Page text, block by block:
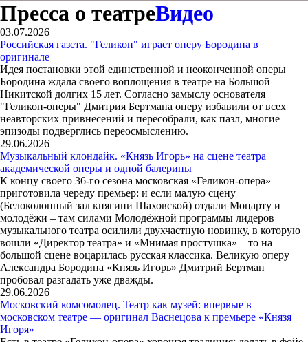
Пресса о театреВидео
03.07.2026
Российская газета. "Геликон" играет оперу Бородина в
оригинале
Идея постановки этой единственной и неоконченной оперы
Бородина ждала своего воплощения в театре на Большой
Никитской долгих 15 лет. Согласно замыслу основателя
"Геликон-оперы" Дмитрия Бертмана оперу избавили от всех
неавторских привнесений и пересобрали, как пазл, многие
эпизоды подверглись переосмыслению.
29.06.2026
Музыкальный клондайк. «Князь Игорь» на сцене театра
академической оперы и одной балерины
К концу своего 36-го сезона московская «Геликон-опера»
приготовила череду премьер: и если малую сцену
(Белоколонный зал княгини Шаховской) отдали Моцарту и
молодёжи – там силами Молодёжной программы лидеров
музыкального театра осилили двухчастную новинку, в которую
вошли «Директор театра» и «Мнимая простушка» – то на
большой сцене воцарилась русская классика. Великую оперу
Александра Бородина «Князь Игорь» Дмитрий Бертман
пробовал разгадать уже дважды.
29.06.2026
Московский комсомолец. Театр как музей: впервые в
московском театре — оригинал Васнецова к премьере «Князя
Игоря»